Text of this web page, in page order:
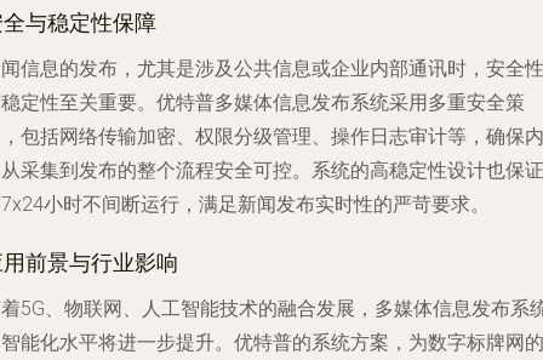
与稳定性保障
信息的发布，尤其是涉及公共信息或企业内部通讯时，安全性
定性至关重要。优特普多媒体信息发布系统采用多重安全策
包括网络传输加密、权限分级管理、操作日志审计等，确保内
采集到发布的整个流程安全可控。系统的高稳定性设计也保证
小时不间断运行，满足新闻发布实时性的严苛要求。
前景与行业影响
5G、物联网、人工智能技术的融合发展，多媒体信息发布系
能化水平将进一步提升。优特普的系统方案，为数字标牌网的